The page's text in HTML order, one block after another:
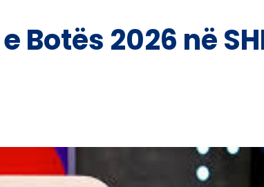
Botës 2026 në